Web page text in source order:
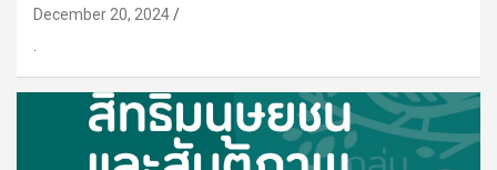
December 20, 2024